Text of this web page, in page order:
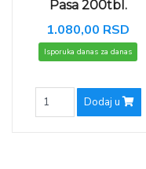
Pasa 200tbl.
1.080,00 RSD
Isporuka danas za danas
Dodaj u